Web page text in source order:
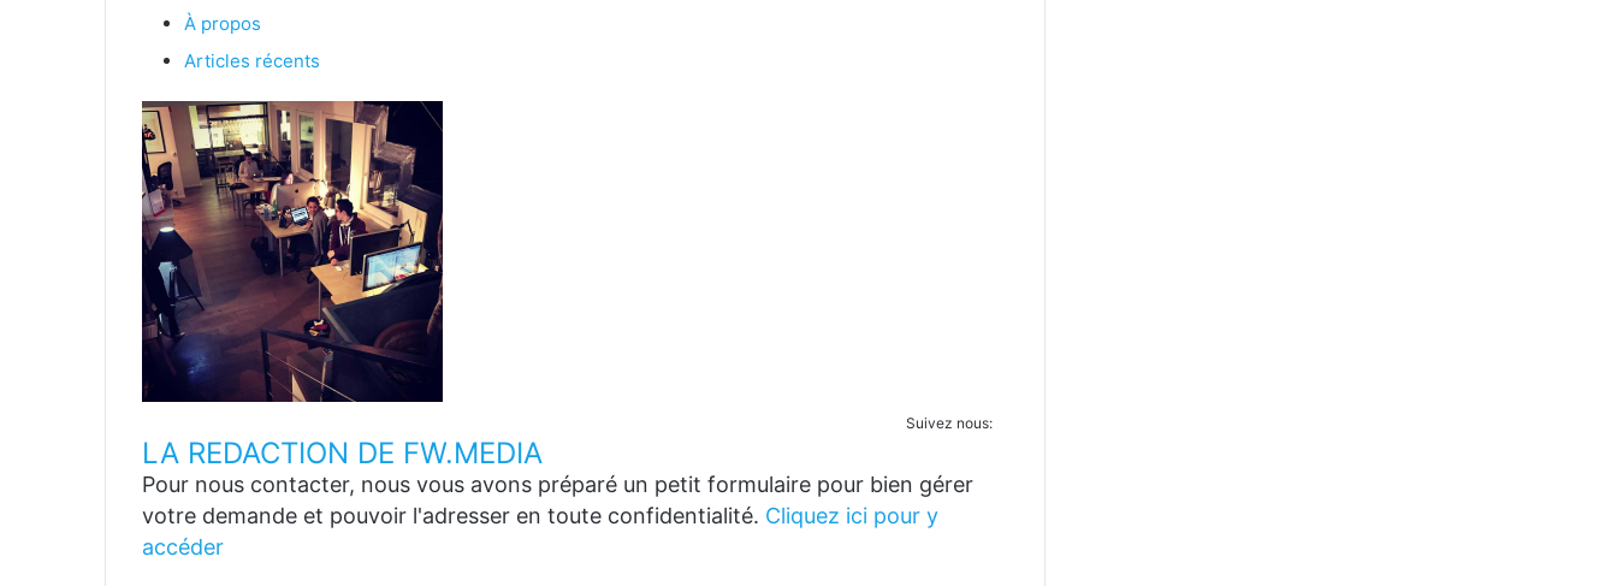
À propos
Articles récents
Suivez nous:
LA REDACTION DE FW.MEDIA
Pour nous contacter, nous vous avons préparé un petit formulaire pour bien gérer
votre demande et pouvoir l'adresser en toute confidentialité. Cliquez ici pour y
accéder